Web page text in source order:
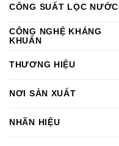
CÔNG SUẤT LỌC NƯỚC
CÔNG NGHỆ KHÁNG
KHUẨN
THƯƠNG HIỆU
NƠI SẢN XUẤT
NHÃN HIỆU